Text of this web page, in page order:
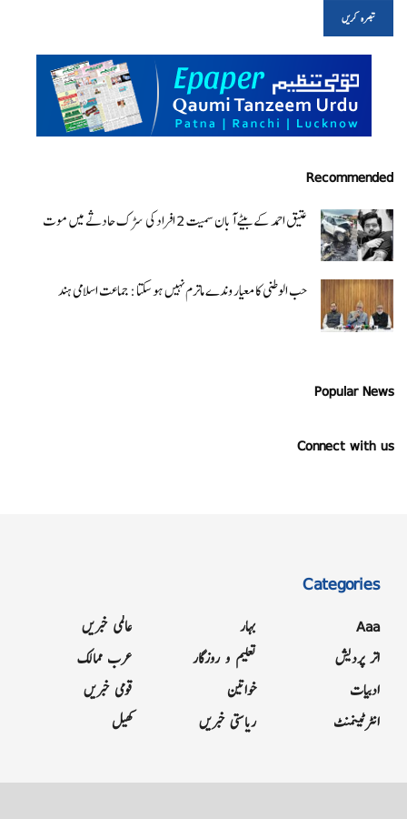
Recommended
عتیق احمد کے بیٹے آبان سمیت 2 افراد کی سڑک حادثے میں موت
حب الوطنی کا معیار وندے ماترم نہیں ہو سکتا : جماعت اسلامی ہند
Popular News
Connect with us
Categories
Aaa
اتر پردیش
ادبیات
انٹرٹینمنٹ
بہار
تعلیم و روزگار
خواتین
ریاستی خبریں
عالمی خبریں
عرب ممالک
قومی خبریں
کھیل